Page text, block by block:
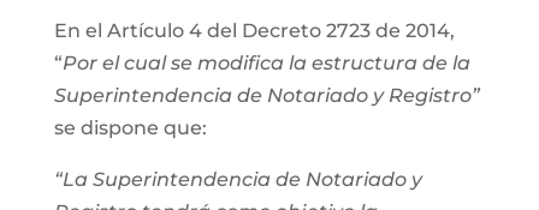
En el Artículo 4 del Decreto 2723 de 2014,
“Por el cual se modifica la estructura de la
Superintendencia de Notariado y Registro”
se dispone que:
“La Superintendencia de Notariado y